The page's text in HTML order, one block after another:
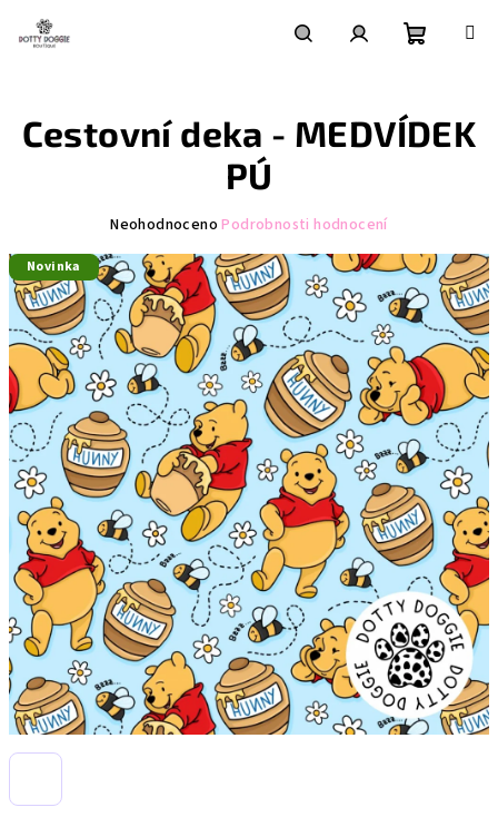
obsah
košík
Cestovní deka - MEDVÍDEK
PÚ
Průměrné
produktu
je
0,0
z
hvězdiček.
Neohodnoceno Podrobnosti hodnocení
Novinka